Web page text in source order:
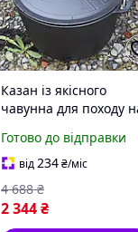
Казан із якісного
чавунна для походу
ручкою
Готово до відправки
від234₴/міс
2 344₴
4 688 ₴